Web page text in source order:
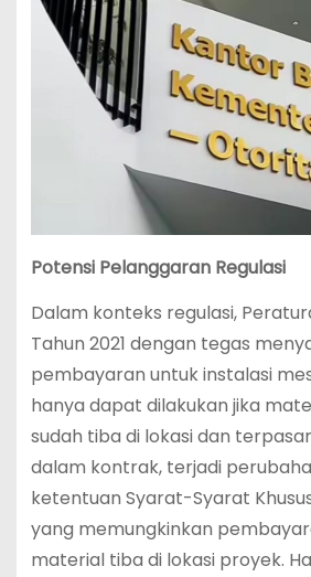
Potensi Pelanggaran Regulasi
Dalam konteks regulasi,
Tahun 2021 dengan tegas
pembayaran untuk instalasi
hanya dapat dilakukan jika
sudah tiba di lokasi dan
dalam kontrak, terjadi
ketentuan Syarat-Syarat
yang memungkinkan
material tiba di lokasi proyek.